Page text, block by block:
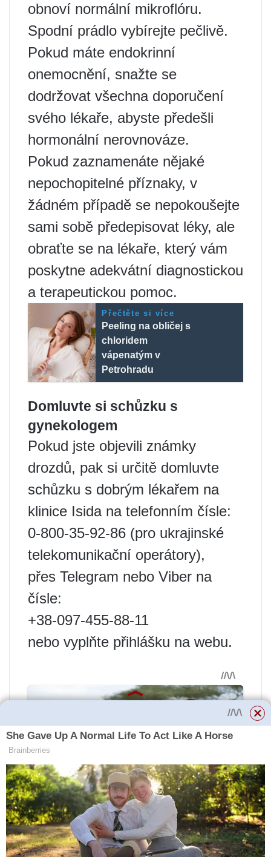
obnoví normální mikroflóru.
Spodní prádlo vybírejte pečlivě.
Pokud máte endokrinní
onemocnění, snažte se
dodržovat všechna doporučení
svého lékaře, abyste předešli
hormonální nerovnováze.
Pokud zaznamenáte nějaké
nepochopitelné příznaky, v
žádném případě se nepokoušejte
sami sobě předepisovat léky, ale
obraťte se na lékaře, který vám
poskytne adekvátní diagnostickou
a terapeutickou pomoc.
Přečtěte si více
Peeling na obličej s
chloridem
vápenatým v
Petrohradu
Domluvte si schůzku s
gynekologem
Pokud jste objevili známky
drozdů, pak si určitě domluvte
schůzku s dobrým lékařem na
klinice Isida na telefonním čísle:
0-800-35-92-86 (pro ukrajinské
telekomunikační operátory),
přes Telegram nebo Viber na
čísle:
+38-097-455-88-11
nebo vyplňte přihlášku na webu.